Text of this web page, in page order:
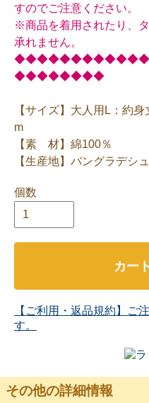
すのでご注意ください。
※商品を着用されたり、
承れません。
◆◆◆◆◆◆◆◆
【サイズ】大人用L：約
m
【素 材】綿100％
【生産地】バングラデシ
個数
カー
【ご利用・返品規約】ご
す。
その他の詳細情報